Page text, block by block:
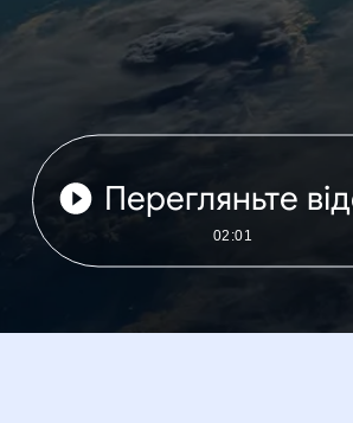
Перегляньте
02:01